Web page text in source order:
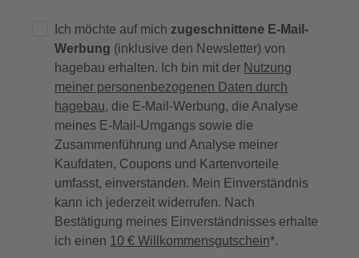
Ich möchte auf mich zugeschnittene E-Mail-
Werbung (inklusive den Newsletter) von
hagebau erhalten. Ich bin mit der Nutzung
meiner personenbezogenen Daten durch
hagebau, die E-Mail-Werbung, die Analyse
meines E-Mail-Umgangs sowie die
Zusammenführung und Analyse meiner
Kaufdaten, Coupons und Kartenvorteile
umfasst, einverstanden. Mein Einverständnis
kann ich jederzeit widerrufen. Nach
Bestätigung meines Einverständnisses erhalte
ich einen 10 € Willkommensgutschein*.